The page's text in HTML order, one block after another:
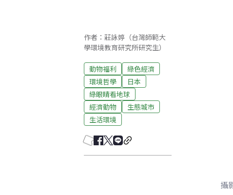
作者：莊詠婷（台灣師範大
學環境教育研究所研究生）
動物福利
綠色經濟
環境哲學
日本
綠眼睛看地球
經濟動物
生態城市
生活環境
攝